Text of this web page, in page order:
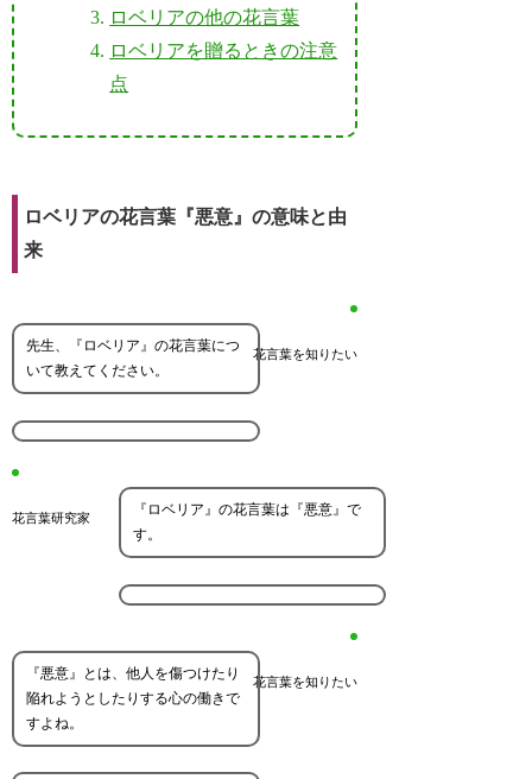
ロベリアの他の花言葉
ロベリアを贈るときの注意
点
ロベリアの花言葉『悪意』の意味と由
来
花言葉を知りたい
先生、『ロベリア』の花言葉につ
いて教えてください。
花言葉研究家
『ロベリア』の花言葉は『悪意』で
す。
花言葉を知りたい
『悪意』とは、他人を傷つけたり
陥れようとしたりする心の働きで
すよね。